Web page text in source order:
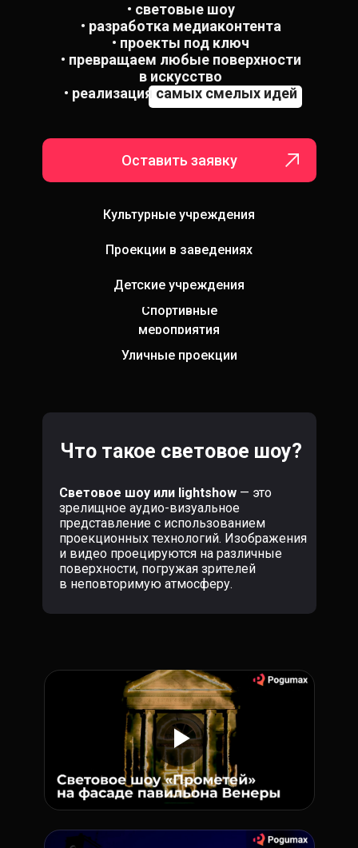
• световые шоу
• разработка медиаконтента
• проекты под ключ
• превращаем любые поверхности
в искусство
• реализация самых смелых идей
Культурные учреждения
Проекции в заведениях
Уличные проекции
Детские учреждения
Спортивные
мероприятия
Оставить заявку
Что такое световое шоу?
.бюро погумакс
Световое шоу или lightshow — это
зрелищное аудио-визуальное
представление с использованием
проекционных технологий. Изображения
и видео проецируются на различные
поверхности, погружая зрителей
в неповторимую атмосферу.